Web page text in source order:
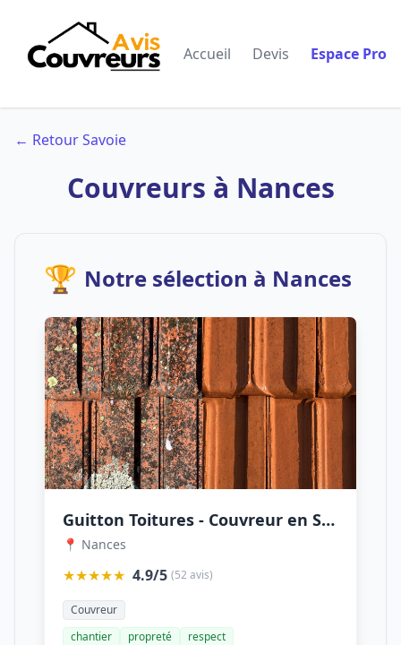
Accueil Devis Espace Pro
← Retour Savoie
Couvreurs à Nances
🏆 Notre sélection à Nances
Guitton Toitures - Couvreur en Savoie
📍 Nances
★★★★★ 4.9/5 (52 avis)
Couvreur
chantier
propreté respect